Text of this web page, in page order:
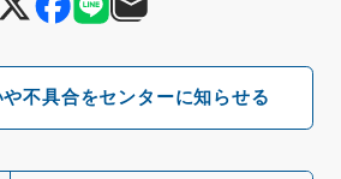
不具合をセンターに知らせる